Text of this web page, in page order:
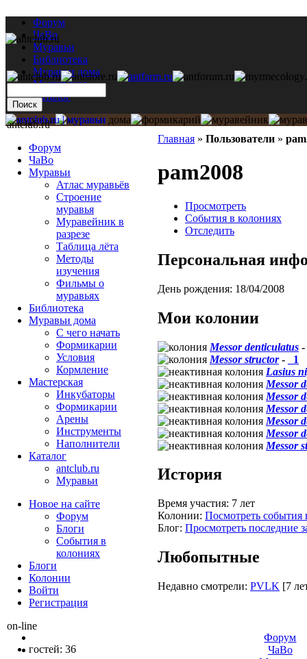
Форум
ЧаВо
Муравьи
Библиотека
Муравьи дома
Мастерская
Каталог
Главная » Пользователи »
pam2008
Просмотреть
События в колониях
Отследить
Персональная
День рождения: 18/04/2008
Мои колонии
Messor denticulatus -
Messor structor-
_1
Lasius
Messor
Messor
Messor
Messor
Messor
Messor
История
Время участия: 7 лет
Колонии: Посмотреть события
Блог: Просмотреть последние
Любопытные
Недавно смотрели: PVLK [7
antclub.ru
Форум
ЧаВо
Муравьи
Атлас муравьёв
Строение
муравья
Муравейник в
разрезе
Таблица лёта
Методы
изучения
Фильмы о
муравьях
Библиотека
Муравьи дома
С чего начать
Формикарии
Условия
Кормление
Мастерская
Инкубаторы
Формикарии
Арены
Инструменты
Наполнители
Каталог
antclub.ru
Муравьи
Новое на сайте
Форум
Блоги
События в
колониях
Блоги
Колонии
Войти
Peгиcтpaция
on-line
гостей: 36
Форум
ЧаВо